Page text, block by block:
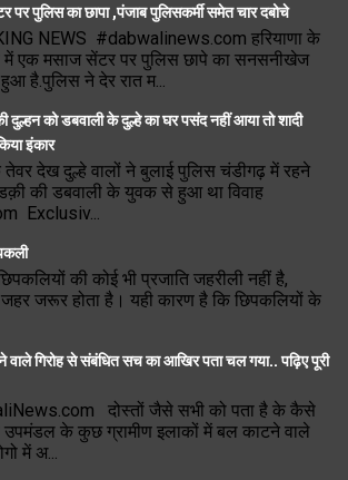
पर पुलिस का छापा ,पंजाब पुलिसकर्मी समेत चार दबोचे
NEWS #dabwalinews.com हरियाणा के
में एक मसाज सेंटर पर पुलिस छापे का सनसनीखेज
है.पुलिस ने देर रात म...
दुल्हन को डबवाली के दुल्हे का घर पसंद नहीं आया तो शादी
इंकार
देख दुल्हे वालों ने बुलाई पुलिस चंडीगढ़ में रहने
की डबवाली के युवक से हुआ था विवाह
Exclusiv...
की कोई भी प्रजाति जहरीली नहीं है,
जरूर होता है। यही कारण है कि छिपकलियों के
वाले गिरोह से संबंधित सच का आखिर पता चल गया.. पढ़िए पूरी
दोस्तों जैसे सभी को पता है के कैसे
उपमंडल के कुछ ग्रामीण इलाकों में बल काटने वाले
में अ...